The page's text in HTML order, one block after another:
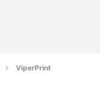
ViperPrint